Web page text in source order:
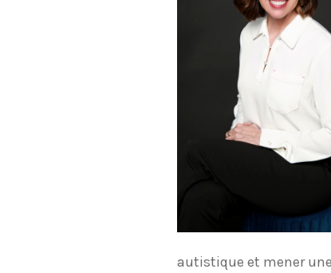
autistique et mener